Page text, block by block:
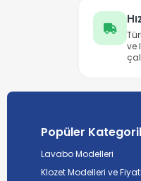
ve
Popüler
Lavabo Modelleri
Klozet Modelleri ve